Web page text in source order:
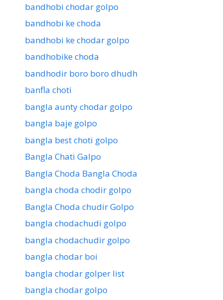
bandhobi chodar golpo
bandhobi ke choda
bandhobi ke chodar golpo
bandhobike choda
bandhodir boro boro dhudh
banfla choti
bangla aunty chodar golpo
bangla baje golpo
bangla best choti golpo
Bangla Chati Galpo
Bangla Choda Bangla Choda
bangla choda chodir golpo
Bangla Choda chudir Golpo
bangla chodachudi golpo
bangla chodachudir golpo
bangla chodar boi
bangla chodar golper list
bangla chodar golpo